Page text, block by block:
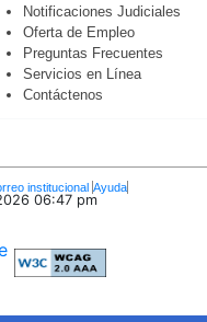
Notificaciones Judiciales
Oferta de Empleo
Preguntas Frecuentes
Servicios en Línea
Contáctenos
institucional Ayuda
06:47 pm